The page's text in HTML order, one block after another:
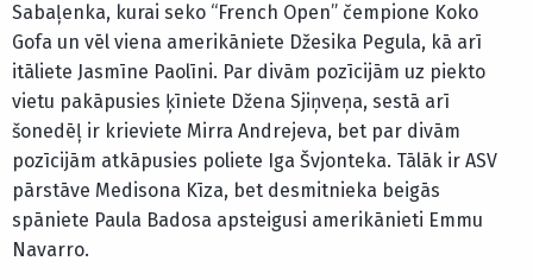
Sabaļenka, kurai seko “French Open” čempione Koko
Gofa un vēl viena amerikāniete Džesika Pegula, kā arī
itāliete Jasmīne Paolīni. Par divām pozīcijām uz piekto
vietu pakāpusies ķīniete Džena Sjiņveņa, sestā arī
šonedēļ ir krieviete Mirra Andrejeva, bet par divām
pozīcijām atkāpusies poliete Iga Švjonteka. Tālāk ir ASV
pārstāve Medisona Kīza, bet desmitnieka beigās
spāniete Paula Badosa apsteigusi amerikānieti Emmu
Navarro.